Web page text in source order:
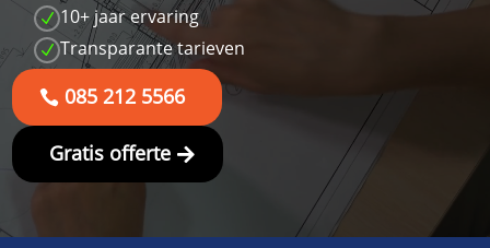
N 10+ jaar ervaring
N Transparante tarieven
085 212 5566
Gratis offerte